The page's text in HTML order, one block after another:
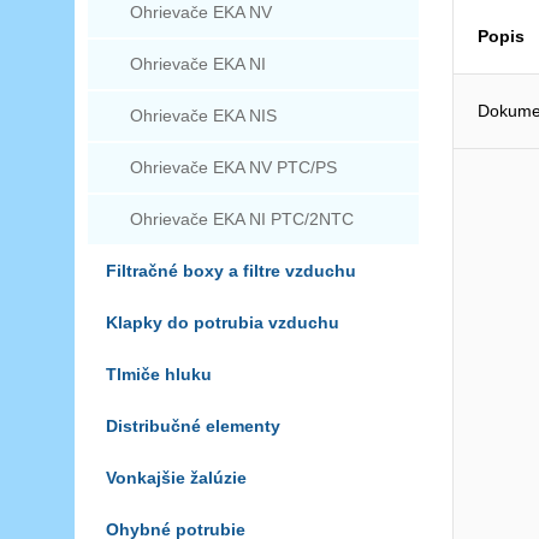
Popis
Ohrievače EKA NV
Ohrievače EKA NI
Ohrievače EKA NIS
Ohrievače EKA NV PTC/PS
Ohrievače EKA NI PTC/2NTC
Filtračné boxy a filtre vzduchu
Klapky do potrubia vzduchu
Tlmiče hluku
Distribučné elementy
Vonkajšie žalúzie
Ohybné potrubie